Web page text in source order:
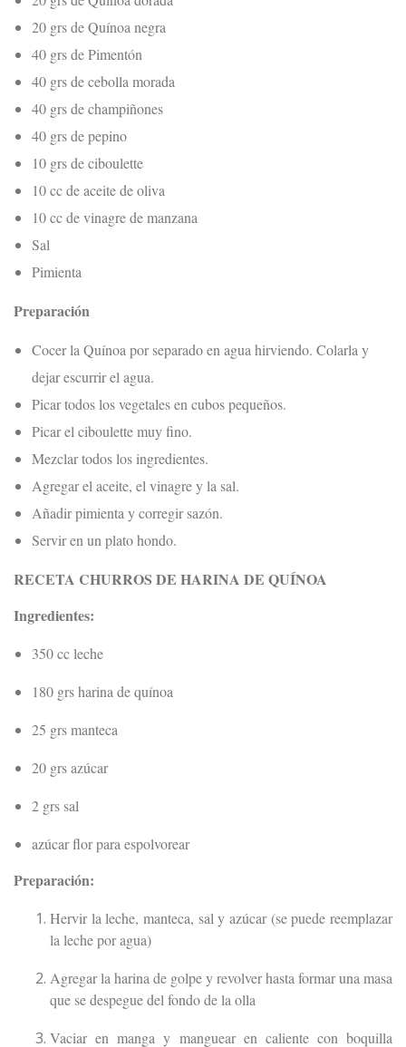
20 grs de Quínoa negra
40 grs de Pimentón
40 grs de cebolla morada
40 grs de champiñones
40 grs de pepino
10 grs de ciboulette
10 cc de aceite de oliva
10 cc de vinagre de manzana
Sal
Pimienta
Preparación
Cocer la Quínoa por separado en agua hirviendo. Colarla y
dejar escurrir el agua.
Picar todos los vegetales en cubos pequeños.
Picar el ciboulette muy fino.
Mezclar todos los ingredientes.
Agregar el aceite, el vinagre y la sal.
Añadir pimienta y corregir sazón.
Servir en un plato hondo.
RECETA CHURROS DE HARINA DE QUÍNOA
Ingredientes:
350 cc leche
180 grs harina de quínoa
25 grs manteca
20 grs azúcar
2 grs sal
azúcar flor para espolvorear
Preparación:
Hervir la leche, manteca, sal y azúcar (se puede reemplazar
la leche por agua)
Agregar la harina de golpe y revolver hasta formar una masa
que se despegue del fondo de la olla
Vaciar en manga y manguear en caliente con boquilla